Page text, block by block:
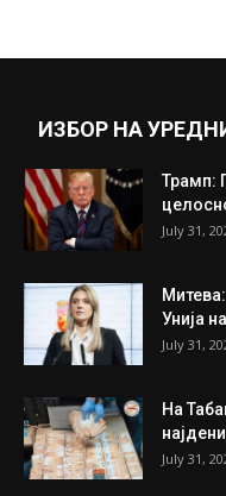
ИЗБОР НА
Трамп:
July 31,
Унија
July 31,
На
July 31,